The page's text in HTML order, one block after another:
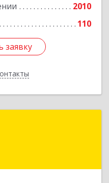
2010
110
заявку
Подробнее
заявку
край, Красноярск г,